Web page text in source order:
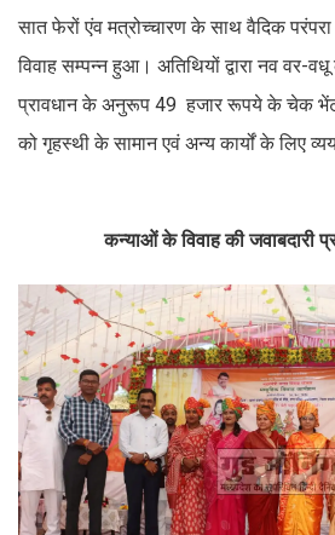
सात फेरों एंव मत्रोच्चारण के साथ वैदिक
विवाह सम्पन्न हुआ। अतिथियों द्वारा नव वर-
प्रावधान के अनुरूप 49 हजार रूपये के चेक भेंट
को गृहस्थी के सामान एवं अन्य कार्यों के लिए
कन्याओं के विवाह की जवाबदारी